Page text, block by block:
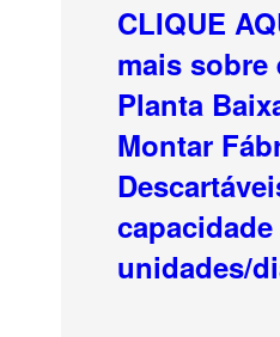
CLIQUE
mais sobre
Planta
Montar
unidades/